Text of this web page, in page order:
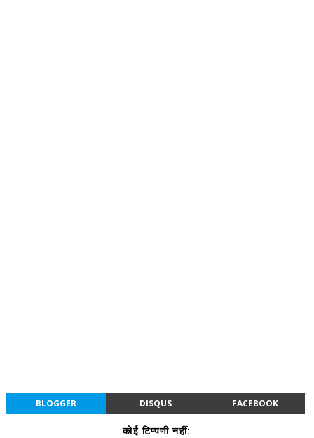
BLOGGER DISQUS FACEBOOK
कोई टिप्पणी नहीं: